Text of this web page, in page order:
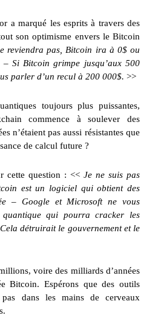
a marqué les esprits à travers des
son optimisme envers le Bitcoin
reviendra pas, Bitcoin ira à 0$ ou
Si Bitcoin grimpe jusqu’aux 500
parler d’un recul à 200 000$. >>
toujours plus puissantes,
commence à soulever des
n’étaient pas aussi résistantes que
de calcul future ?
cette question : << Je ne suis pas
est un logiciel qui obtient des
– Google et Microsoft ne vous
quantique qui pourra cracker les
détruirait le gouvernement et le
voire des milliards d’années
Bitcoin. Espérons que des outils
dans les mains de cerveaux